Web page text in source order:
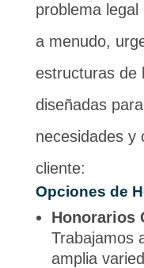
problema
a menudo,
estructuras de
diseñadas
necesidades y
cliente:
Opciones de
Honorarios
Trabajamos
amplia